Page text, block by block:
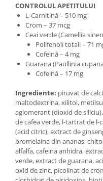
CONTROLUL APETITULUI
L-Carnitină – 510 mg
Crom – 37 mcg
Ceai verde (Camellia
Polifenoli totali – 71
Cofeină – 4 mg
Guarana (Paullinia
Cofeină – 17 mg
Ingrediente: piruvat de
maltodextrina, xilitol,
aglomerant (dioxid de
de cafea verde, l-tartrat de l-
(acid citric), extract de
bromelaina din ananas,
alfalfa, cafeina anhidra,
verde, extract de guarana,
oxid de zinc, picolinat de